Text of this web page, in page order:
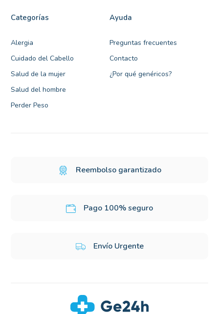
Categorías
Alergia
Cuidado del Cabello
Salud de la mujer
Salud del hombre
Perder Peso
Ayuda
Preguntas frecuentes
Contacto
¿Por qué genéricos?
Reembolso garantizado
Pago 100% seguro
Envío Urgente